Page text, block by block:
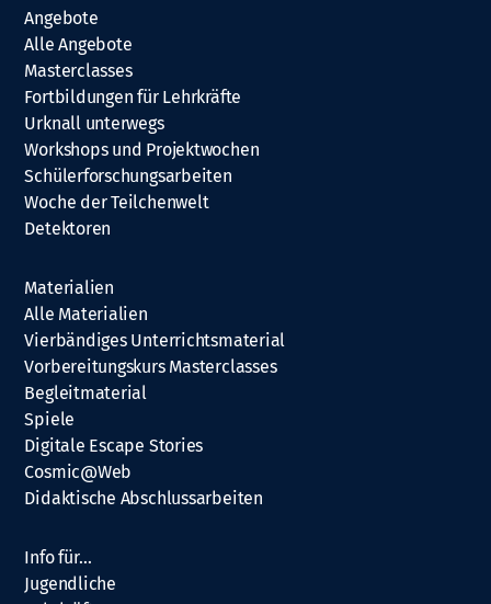
Angebote
Alle Angebote
Masterclasses
Fortbildungen für Lehrkräfte
Urknall unterwegs
Workshops und Projektwochen
Schülerforschungsarbeiten
Woche der Teilchenwelt
Detektoren
Materialien
Alle Materialien
Vierbändiges Unterrichtsmaterial
Vorbereitungskurs Masterclasses
Begleitmaterial
Spiele
Digitale Escape Stories
Cosmic@Web
Didaktische Abschlussarbeiten
Info für…
Jugendliche